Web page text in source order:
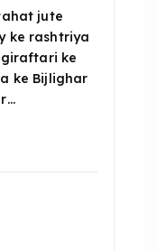
jute
ke rashtriya
giraftari ke
ke Bijlighar